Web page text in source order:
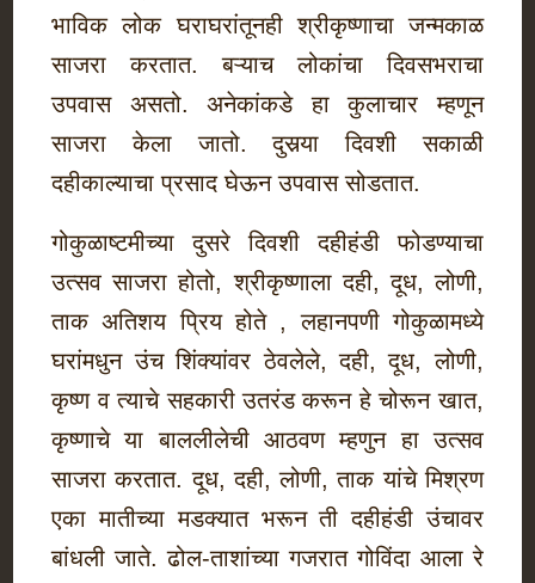
भाविक लोक घराघरांतूनही श्रीकृष्णाचा जन्मकाळ
साजरा करतात. बऱ्याच लोकांचा दिवसभराचा
उपवास असतो. अनेकांकडे हा कुलाचार म्हणून
साजरा केला जातो. दुसर्‍या दिवशी सकाळी
दहीकाल्याचा प्रसाद घेऊन उपवास सोडतात.
गोकुळाष्टमीच्या दुसरे दिवशी दहीहंडी फोडण्याचा
उत्सव साजरा होतो, श्रीकृष्णाला दही, दूध, लोणी,
ताक अतिशय प्रिय होते , लहानपणी गोकुळामध्ये
घरांमधुन उंच शिंक्यांवर ठेवलेले, दही, दूध, लोणी,
कृष्ण व त्याचे सहकारी उतरंड करून हे चोरून खात,
कृष्णाचे या बाललीलेची आठवण म्हणुन हा उत्सव
साजरा करतात. दूध, दही, लोणी, ताक यांचे मिश्रण
एका मातीच्या मडक्‍यात भरून ती दहीहंडी उंचावर
बांधली जाते. ढोल-ताशांच्या गजरात गोविंदा आला रे